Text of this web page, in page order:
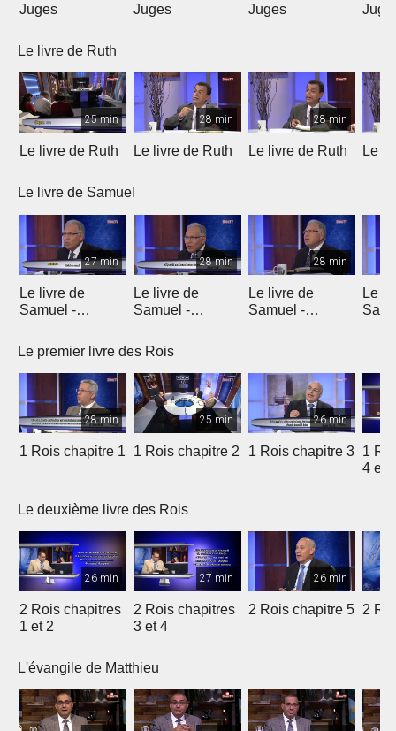
Juges
Juges
Juges
Le livre de Ruth
25 min
Le livre de Ruth
28 min
Le livre de Ruth
28 min
Le livre de Ruth Le
Le livre de Samuel
27 min
Le livre de
Samuel -
28 min
Le livre de
Samuel -
28 min
Le livre de
Samuel -
Le
Le premier livre des Rois
28 min
1 Rois chapitre 1
25 min
1 Rois chapitre 2
26 min
1 Rois chapitre 3
1
4 et 5
Le deuxième livre des Rois
26 min
2 Rois chapitres
1 et 2
27 min
2 Rois chapitres
3 et 4
26 min
2 Rois chapitre 5 2
L'évangile de Matthieu